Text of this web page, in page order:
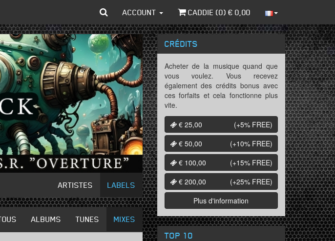
ACCOUNT CADDIE (0) € 0,00
ARTISTES LABELS
ALBUMS TUNES MIXES
CRÉDITS
Acheter de la musique quand que
vous voulez. Vous recevez
également des crédits bonus avec
ces forfaits et cela fonctionne plus
vite.
€ 25,00
(+5% FREE)
€ 50,00
(+10% FREE)
€ 100,00
(+15% FREE)
€ 200,00
(+25% FREE)
Plus d'information
TOP 10